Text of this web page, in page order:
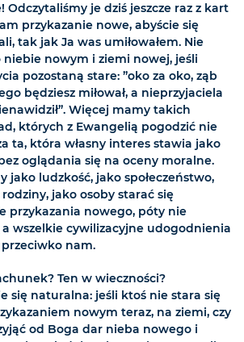
Odczytaliśmy je dziś jeszcze raz z kart
przykazanie nowe, abyście się
tak jak Ja was umiłowałem. Nie
niebie nowym i ziemi nowej, jeśli
pozostaną stare: ”oko za oko, ząb
będziesz miłował, a nieprzyjaciela
Więcej mamy takich
których z Ewangelią pogodzić nie
ta, która własny interes stawia jako
oglądania się na oceny moralne.
jako ludzkość, jako społeczeństwo,
jako osoby starać się
przykazania nowego, póty nie
wszelkie cywilizacyjne udogodnienia
przeciwko nam.
Ten w wieczności?
się naturalna: jeśli ktoś nie stara się
nowym teraz, na ziemi, czy
od Boga dar nieba nowego i